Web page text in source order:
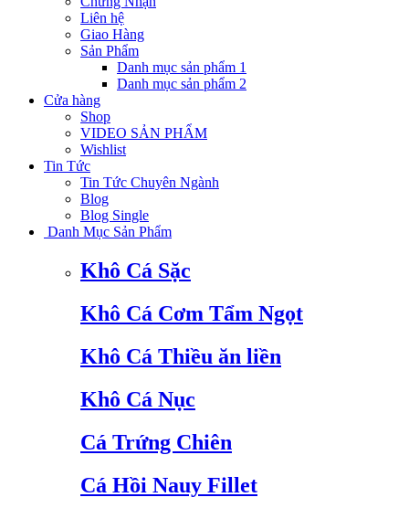
Liên hệ
Giao Hàng
Sản Phẩm
Danh mục sản phẩm 1
Danh mục sản phẩm 2
Cửa hàng
Shop
VIDEO SẢN PHẨM
Wishlist
Tin Tức
Tin Tức Chuyên Ngành
Blog
Blog Single
Danh Mục Sản Phẩm
Khô Cá Sặc
Khô Cá Cơm Tẩm Ngọt
Khô Cá Thiều ăn liền
Khô Cá Nục
Cá Trứng Chiên
Cá Hồi Nauy Fillet